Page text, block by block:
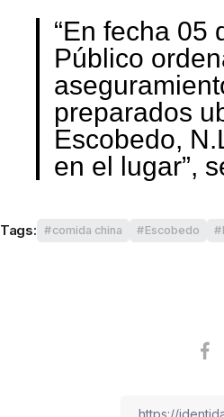
“En fecha 05
Público
preparados
Escobedo,
en el lugar”,
Tags: comida china Escobedo